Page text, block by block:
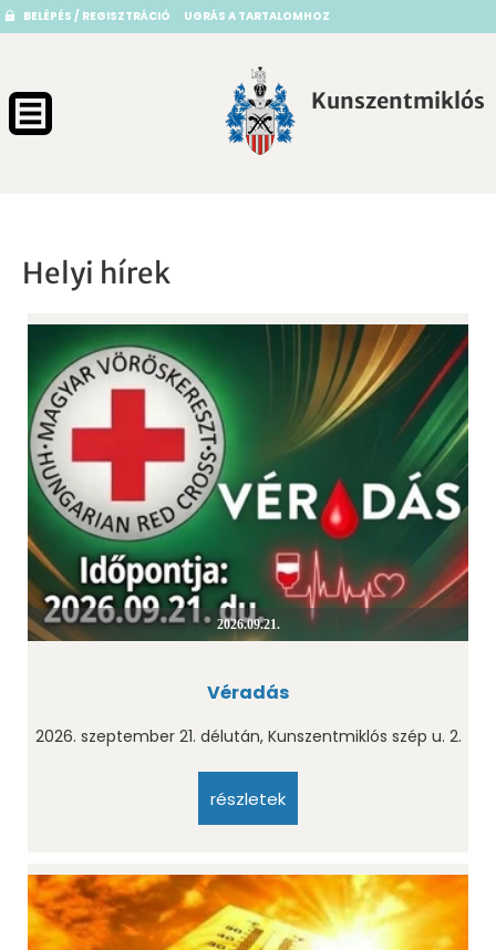
BELÉPÉS / REGISZTRÁCIÓ UGRÁS A TARTALOMHOZ
Kunszentmiklós
Helyi hírek
2026.09.21.
Véradás
2026. szeptember 21. délután, Kunszentmiklós szép u. 2.
részletek